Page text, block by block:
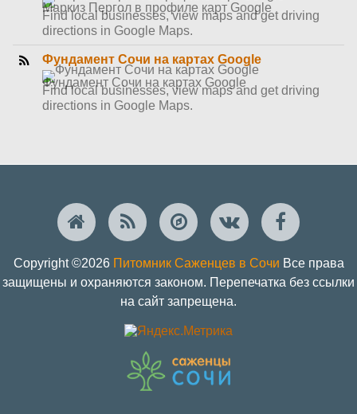
Маркиз Пергол в профиле карт Google
Find local businesses, view maps and get driving
directions in Google Maps.
Фундамент Сочи на картах Google
Фундамент Сочи на картах Google
Find local businesses, view maps and get driving
directions in Google Maps.
Copyright ©2026 Питомник Саженцев в Сочи Все права
защищены и охраняются законом. Перепечатка без ссылки
на сайт запрещена.